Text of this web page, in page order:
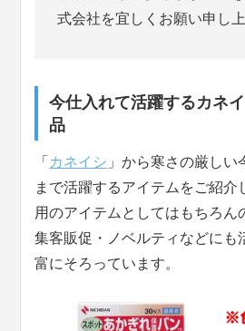
式会社を宜しくお願い申し上
今仕入れて活躍するカネ
品
「 カネイシ 」から寒さの厳し
まで活躍するアイテムをご紹介
用のアイテムとしてはもちろん
集客販促・ノベルティなどにも
富にそろっています。